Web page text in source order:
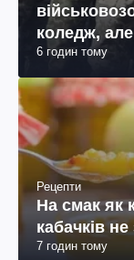
коледж,
пояснення
6 годин тому
Рецепти
На смак як
кабачків
7 годин тому